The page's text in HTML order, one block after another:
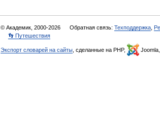
© Академик, 2000-2026 Обратная связь: Техподдержка
👣 Путешествия
Экспорт словарей на сайты , сделанные на PHP, Joomla,